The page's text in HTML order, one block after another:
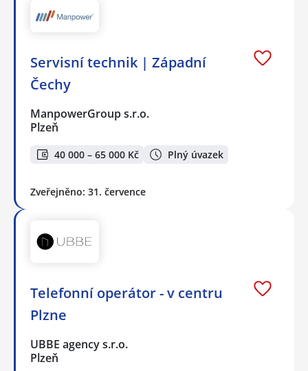
Servisní technik | Západní
Čechy
ManpowerGroup s.r.o.
Plzeň
40 000 – 65 000 Kč Plný úvazek
Zveřejněno: 31. července
Telefonní operátor - v centru
Plzne
UBBE agency s.r.o.
Plzeň